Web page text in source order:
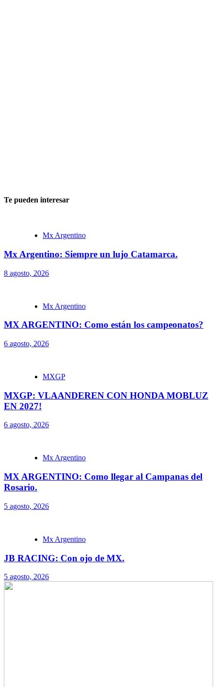
Te pueden interesar
Mx Argentino
Mx Argentino: Siempre un lujo Catamarca.
8 agosto, 2026
Mx Argentino
MX ARGENTINO: Como están los campeonatos?
6 agosto, 2026
MXGP
MXGP: VLAANDEREN CON HONDA MOBLUZ
EN 2027!
6 agosto, 2026
Mx Argentino
MX ARGENTINO: Como llegar al Campanas del
Rosario.
5 agosto, 2026
Mx Argentino
JB RACING: Con ojo de MX.
5 agosto, 2026